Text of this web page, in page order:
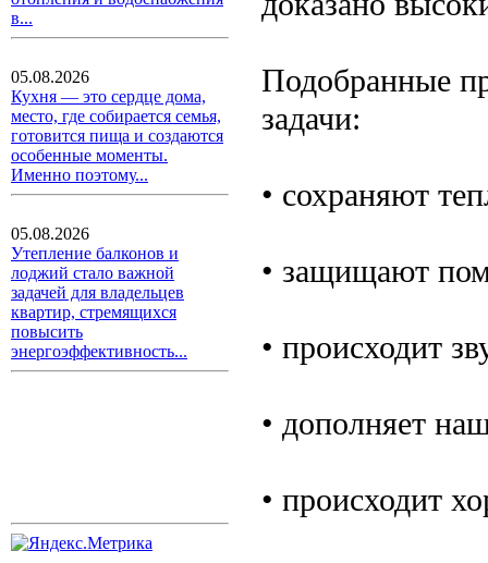
в...
05.08.2026
Кухня — это сердце дома,
место, где собирается семья,
готовится пища и создаются
особенные моменты.
Именно поэтому...
05.08.2026
Утепление балконов и
лоджий стало важной
задачей для владельцев
квартир, стремящихся
повысить
энергоэффективность...
Подобранные
задачи:
• сохраняют
• защищают
• происходит
• дополняет
• происходит